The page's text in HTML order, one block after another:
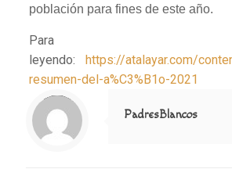
población para fines de este año.
Para
leyendo:https://atalayar.com/
resumen-del-a%C3%B1o-2021
Notice
: Trying to access array offset on value of type null in
/home/misioner/public_html/padresblancos/themes/betheme/includes/content-single.php
on line
286
PadresBlancos